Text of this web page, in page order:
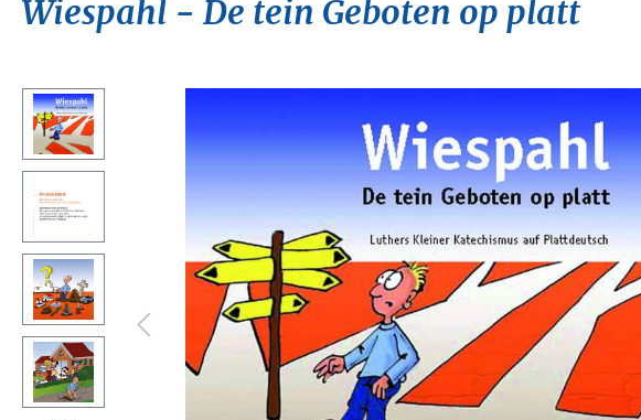
Wiespahl - De tein Geboten op platt
Bildergalerie überspringen